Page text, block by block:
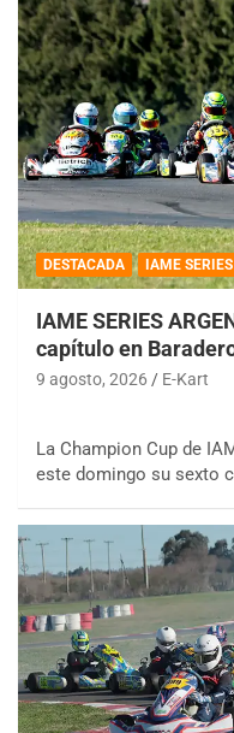
DESTACADA IAME
IAME SERIES
capítulo en
9 agosto, 2026 E-Kart
La Champion Cup de
este domingo su sexto